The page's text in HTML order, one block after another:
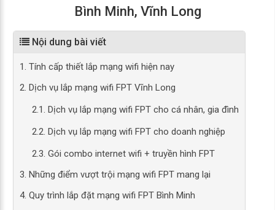
Bình Minh, Vĩnh Long
Nội dung bài viết
1. Tính cấp thiết lắp mạng wifi hiện nay
2. Dịch vụ lắp mạng wifi FPT Vĩnh Long
2.1. Dịch vụ lắp mạng wifi FPT cho cá nhân, gia đình
2.2. Dịch vụ lắp mạng wifi FPT cho doanh nghiệp
2.3. Gói combo internet wifi + truyền hình FPT
3. Những điểm vượt trội mạng wifi FPT mang lại
4. Quy trình lắp đặt mạng wifi FPT Bình Minh